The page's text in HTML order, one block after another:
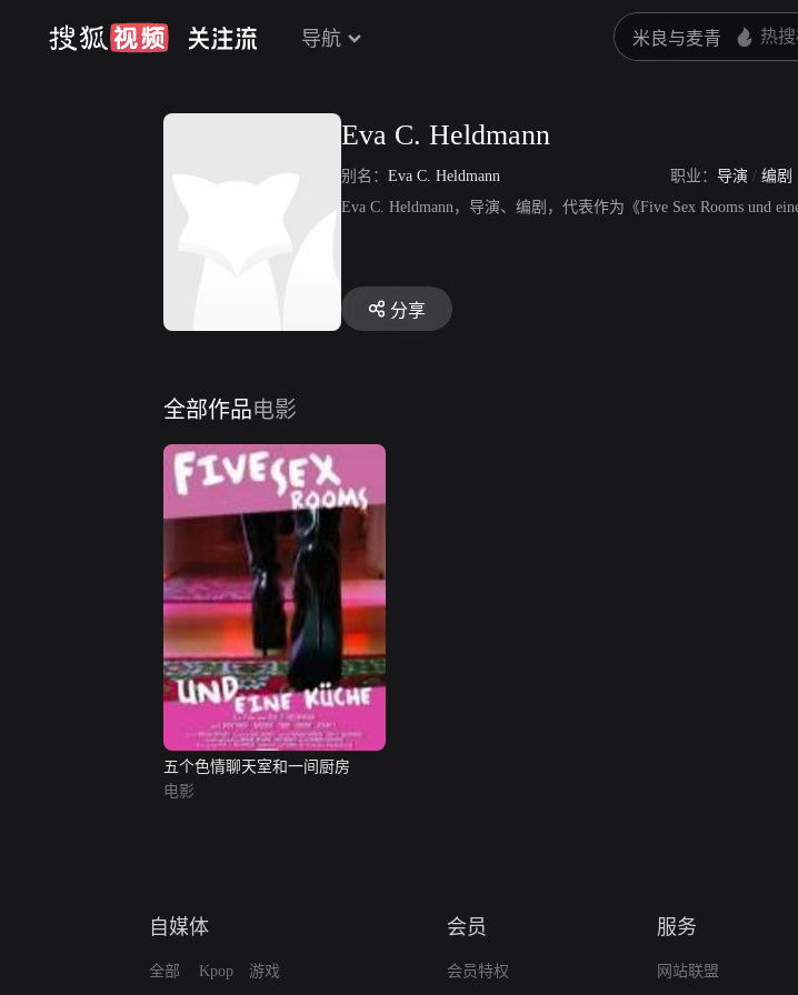
导航
Eva C. Heldmann
别名： Eva C. Heldmann 职业： 导演 / 编剧
Eva C. Heldmann，导演、编剧，代表作为《Five Sex Rooms und
分享
全部作品电影
五个色情聊天室和一间厨房
电影
自媒体
全部 Kpop 游戏
会员
会员特权
服务
网站联盟